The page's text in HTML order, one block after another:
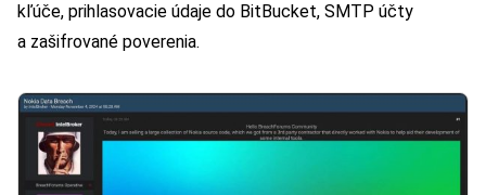
kľúče, prihlasovacie údaje do BitBucket, SMTP účty
a zašifrované poverenia.